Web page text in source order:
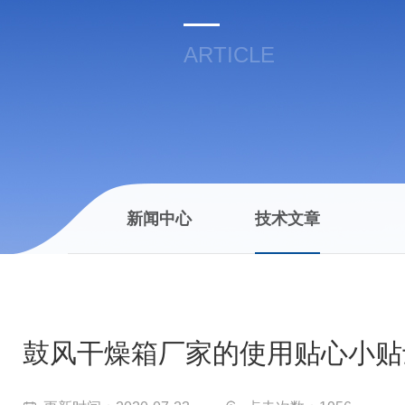
ARTICLE
新闻中心 技术文章
鼓风干燥箱厂家的使用贴心小